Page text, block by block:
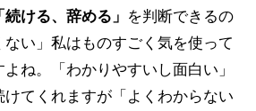
続ける、辞める」 を判断できるの
い」私はものすごく気を使って
ね。「わかりやすいし面白い」
けてくれますが「よくわからない